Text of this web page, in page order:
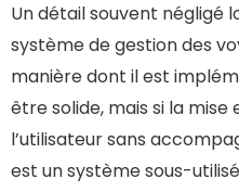
Un détail souvent négligé
système de gestion des
manière dont il est
être solide, mais si la
l’utilisateur sans
est un système sous-